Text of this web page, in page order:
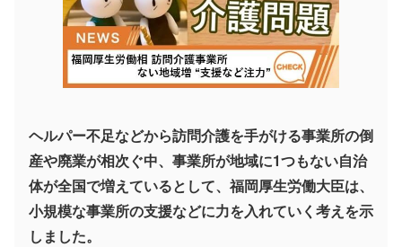
ヘルパー不足などから訪問介護を手がける事業所の倒
産や廃業が相次ぐ中、事業所が地域に1つもない自治
体が全国で増えているとして、福岡厚生労働大臣は、
小規模な事業所の支援などに力を入れていく考えを示
しました。